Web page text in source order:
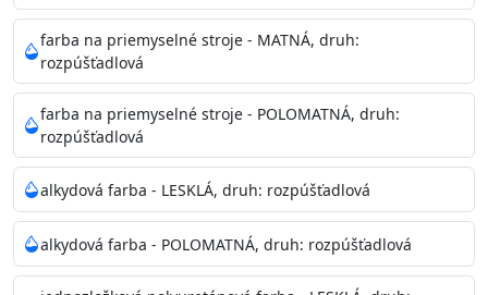
Riedenie: do 10% vodou, podľa spôsobu aplikácie
Doba schnutia na dotyk
Doba na druhý náter: 3-4 hodiny
Balenie : 750ml, 1l, 3l, 9l, 15l
Výdatnosť na jednu vrstvu
Aplikácia: štetec, valček, striekacia pištoľ
Povrchová úprava: 1
Je možné tónovať v systéme Colorfull: áno
Merná hmotnosť : 1,54 ± 0,02 Kg / L (ISO 2811)
Čistenie: vodou
farba na priemyselné stroje - MATNÁ, druh:
rozpúšťadlová
farba na priemyselné stroje - POLOMATNÁ, druh:
rozpúšťadlová
alkydová farba - LESKLÁ, druh: rozpúšťadlová
alkydová farba - POLOMATNÁ, druh: rozpúšťadlová